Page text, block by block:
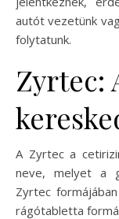
autót vezetünk
folytatunk.
Zyrtec:
A Zyrtec a
neve, melyet a
Zyrtec
rágótabletta